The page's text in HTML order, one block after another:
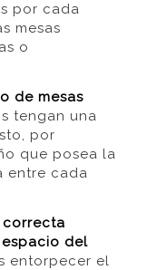
por cada
mesas
o
de mesas
tengan una
por
que posea la
entre cada
del
entorpecer el